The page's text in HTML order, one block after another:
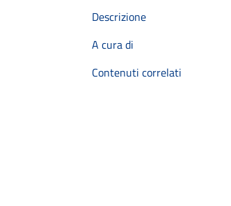
Descrizione
A cura di
Contenuti correlati